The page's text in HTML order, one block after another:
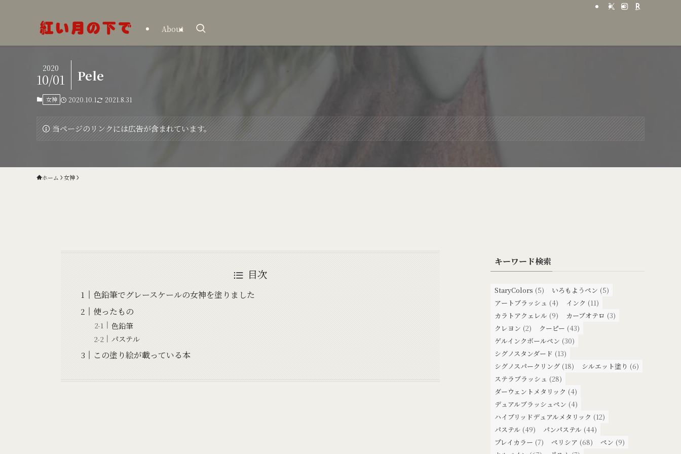
About
Pele
2020
10/01
女神 2020.10.1 2021.8.31
当ページのリンクには広告が含まれています。
ホーム 女神
目次
色鉛筆でグレースケールの女神を塗りました
使ったもの
色鉛筆
パステル
この塗り絵が載っている本
キーワード検索
StaryColors (5) いろもようペン (5)
アートブラッシュ (4) インク (11)
カラトアクェレル (9) カーブオテロ (3)
クレヨン (2) クーピー (43)
ゲルインクボールペン (30)
シグノスタンダード (13)
シグノスパークリング (18) シルエット塗り (6)
ステラブラッシュ (28)
ダーウェントメタリック (4)
デュアルブラッシュペン (4)
ハイブリッドデュアルメタリック (12)
パステル (49) パンパステル (44)
プレイカラー (7) ペリシア (68) ペン (9)